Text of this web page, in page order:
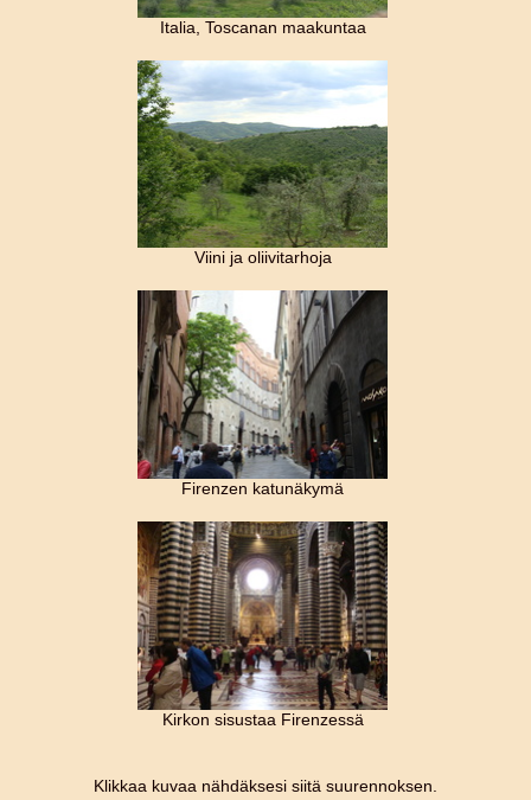
Italia, Toscanan maakuntaa
Viini ja oliivitarhoja
Firenzen katunäkymä
Kirkon sisustaa Firenzessä
Klikkaa kuvaa nähdäksesi siitä suurennoksen.